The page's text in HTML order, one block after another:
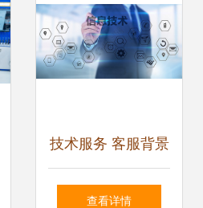
技术服务 客服背景
图片素材，专业视
查看详情